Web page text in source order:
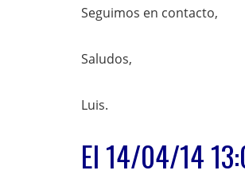
Seguimos en contacto,
Saludos,
Luis.
El 14/04/14